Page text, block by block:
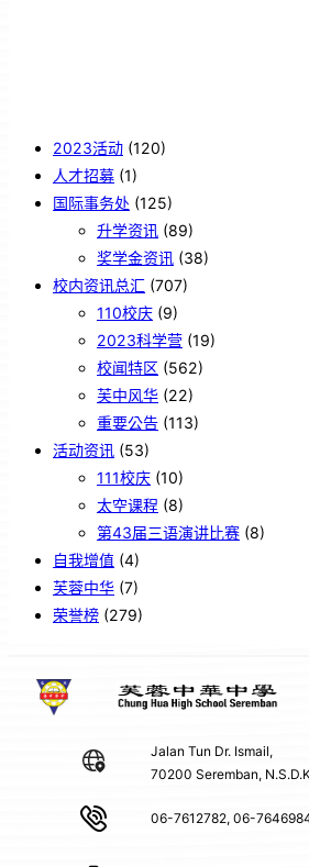
2023活动 (120)
人才招募 (1)
国际事务处 (125)
升学资讯 (89)
奖学金资讯 (38)
校内资讯总汇 (707)
110校庆 (9)
2023科学营 (19)
校闻特区 (562)
芙中风华 (22)
重要公告 (113)
活动资讯 (53)
111校庆 (10)
太空课程 (8)
第43届三语演讲比赛 (8)
自我增值 (4)
芙蓉中华 (7)
荣誉榜 (279)
Jalan Tun Dr. Ismail,
70200 Seremban,
06-7612782, 06-